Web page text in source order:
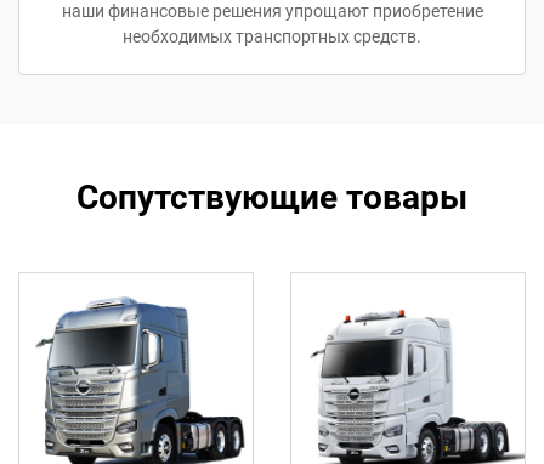
наши финансовые решения упрощают приобретение
необходимых транспортных средств.
Сопутствующие товары